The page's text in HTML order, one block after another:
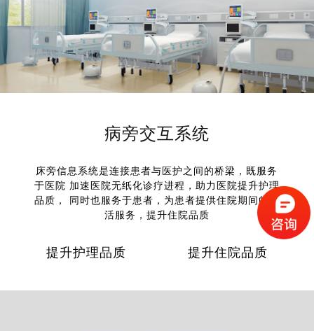
病旁交互系统
床旁信息系统是连接患者与医护之间的桥梁，既服务
于医院 加速医院无纸化诊疗进程，助力医院提升护理
品质， 同时也服务于患者，为患者提供住院期间的生
活服务，提升住院品质
提升护理品质 提升住院品质